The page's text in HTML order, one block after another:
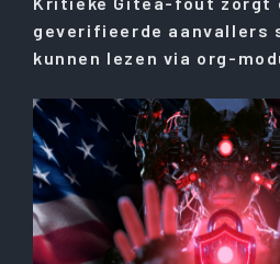
geverifieerde aanvallers
kunnen lezen via org-